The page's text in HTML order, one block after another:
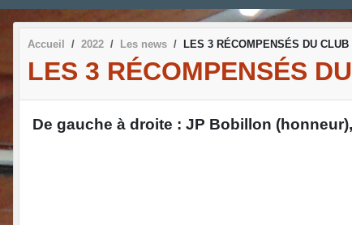
Accueil 2022 Les news LES 3 RÉCOMPENSÉS DU
LES 3 RÉCOMPENSÉS
De gauche à droite : JP Bobillon